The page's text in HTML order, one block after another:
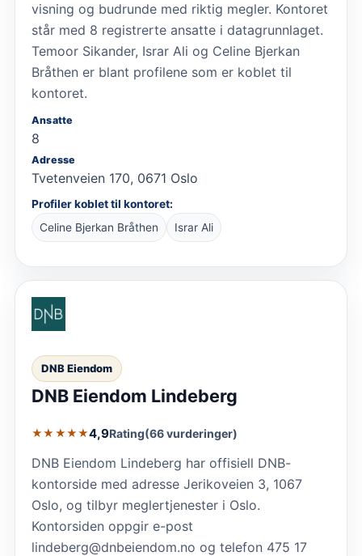
visning og budrunde med riktig megler. Kontoret
står med 8 registrerte ansatte i datagrunnlaget.
Temoor Sikander, Israr Ali og Celine Bjerkan
Bråthen er blant profilene som er koblet til
kontoret.
Ansatte
8
Adresse
Tvetenveien 170, 0671 Oslo
Profiler koblet til kontoret:
Celine Bjerkan Bråthen
Israr Ali
DNB Eiendom
DNB Eiendom Lindeberg
★★★★★4,9Rating(66 vurderinger)
DNB Eiendom Lindeberg har offisiell DNB-
kontorside med adresse Jerikoveien 3, 1067
Oslo, og tilbyr meglertjenester i Oslo.
Kontorsiden oppgir e-post
lindeberg@dnbeiendom.no og telefon 475 17